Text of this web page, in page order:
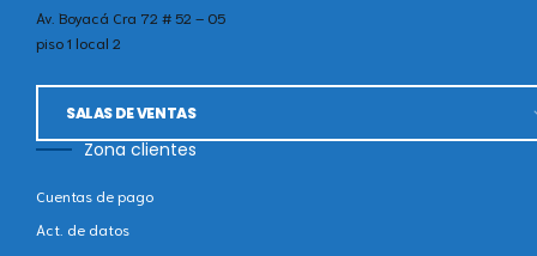
Av. Boyacá Cra 72 # 52 – 05
piso 1 local 2
SALAS DE VENTAS
Zona clientes
Cuentas de pago
Act. de datos